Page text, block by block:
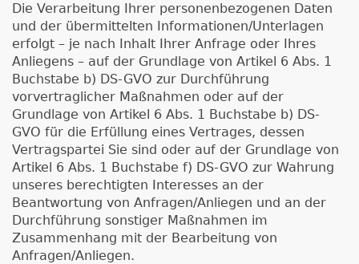
Die Verarbeitung Ihrer personenbezogenen Daten
und der übermittelten Informationen/Unterlagen
erfolgt – je nach Inhalt Ihrer Anfrage oder Ihres
Anliegens – auf der Grundlage von Artikel 6 Abs. 1
Buchstabe b) DS-GVO zur Durchführung
vorvertraglicher Maßnahmen oder auf der
Grundlage von Artikel 6 Abs. 1 Buchstabe b) DS-
GVO für die Erfüllung eines Vertrages, dessen
Vertragspartei Sie sind oder auf der Grundlage von
Artikel 6 Abs. 1 Buchstabe f) DS-GVO zur Wahrung
unseres berechtigten Interesses an der
Beantwortung von Anfragen/Anliegen und an der
Durchführung sonstiger Maßnahmen im
Zusammenhang mit der Bearbeitung von
Anfragen/Anliegen.